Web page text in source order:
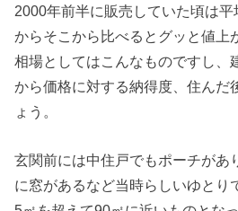
2000年前半に販売していた頃は
からそこから比べるとグッと値上
相場としてはこんなものですし、
から価格に対する納得度、住んだ
ょう。
玄関前には中住戸でもポーチがあ
に窓があるなど当時らしいゆとり